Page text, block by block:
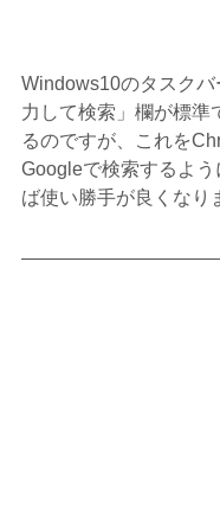
Windows10のタスクバ
力して検索」欄が標準
るのですが、これを
Googleで検索するよ
ば使い勝手が良くなり